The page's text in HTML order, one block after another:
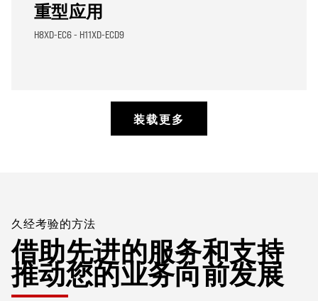
重型应用
H8XD-EC6 - H11XD-ECD9
装载更多
久经考验的方法
借助先进的服务和支持
推动您的业务向前发展